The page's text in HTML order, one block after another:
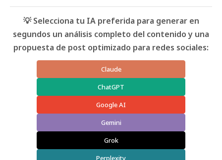
💡 Selecciona tu IA preferida para generar en
segundos un análisis completo del contenido y una
propuesta de post optimizado para redes sociales:
Claude
ChatGPT
Google AI
Gemini
Grok
Perplexity